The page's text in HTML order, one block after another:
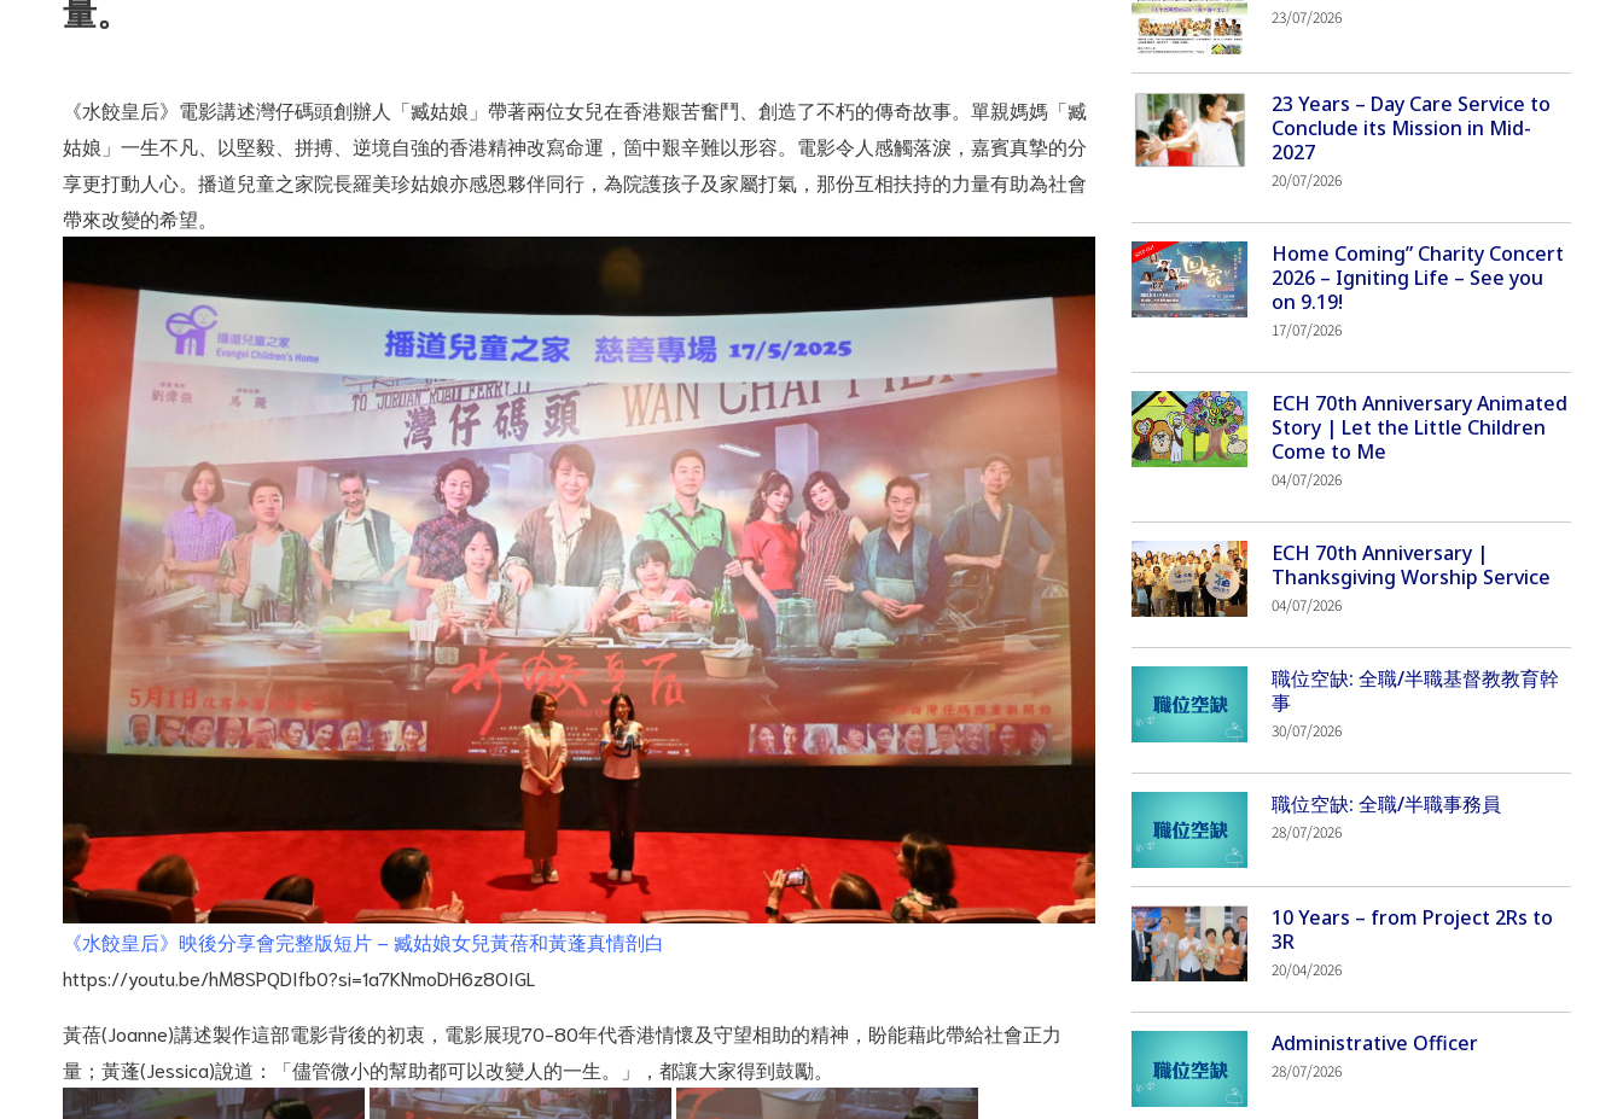
量。
《水餃皇后》電影講述灣仔碼頭創辦人「臧姑娘」帶著兩位女兒在香港艱苦奮鬥、創造了不朽的傳奇故事。單親媽媽「臧
姑娘」一生不凡、以堅毅、拼搏、逆境自強的香港精神改寫命運，箇中艱辛難以形容。電影令人感觸落淚，嘉賓真摯的分
享更打動人心。播道兒童之家院長羅美珍姑娘亦感恩夥伴同行，為院護孩子及家屬打氣，那份互相扶持的力量有助為社會
帶來改變的希望。
《水餃皇后》映後分享會完整版短片 – 臧姑娘女兒黃蓓和黃蓬真情剖白
https://youtu.be/hM8SPQDIfb0?si=1a7KNmoDH6z8OIGL
黃蓓(Joanne)講述製作這部電影背後的初衷，電影展現70-80年代香港情懷及守望相助的精神，盼能藉此帶給社會正力
量；黃蓬(Jessica)說道：「儘管微小的幫助都可以改變人的一生。」，都讓大家得到鼓勵。
23/07/2026
23 Years – Day Care Service to
Conclude its Mission in Mid-
2027
20/07/2026
Home Coming” Charity Concert
2026 – Igniting Life – See you
on 9.19!
17/07/2026
ECH 70th Anniversary Animated
Story | Let the Little Children
Come to Me
04/07/2026
ECH 70th Anniversary |
Thanksgiving Worship Service
04/07/2026
職位空缺: 全職/半職基督教教育幹
事
30/07/2026
職位空缺: 全職/半職事務員
28/07/2026
10 Years – from Project 2Rs to
3R
20/04/2026
Administrative Officer
28/07/2026